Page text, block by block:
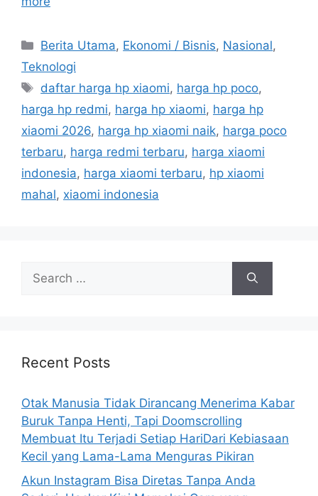
C
a
e
g
o
r
i
s
Berita Utama, Ekonomi / Bisnis, Nasional,
Teknologi
T
a
g
s
daftar harga hp xiaomi, harga hp poco,
harga hp redmi, harga hp xiaomi, harga hp
xiaomi 2026, harga hp xiaomi naik, harga poco
terbaru, harga redmi terbaru, harga xiaomi
indonesia, harga xiaomi terbaru, hp xiaomi
mahal, xiaomi indonesia
h
r
:
Recent Posts
Otak Manusia Tidak Dirancang Menerima Kabar
Buruk Tanpa Henti, Tapi Doomscrolling
Membuat Itu Terjadi Setiap HariDari Kebiasaan
Kecil yang Lama-Lama Menguras Pikiran
Akun Instagram Bisa Diretas Tanpa Anda